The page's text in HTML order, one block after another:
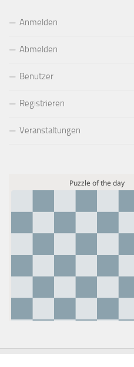
Anmelden
Abmelden
Benutzer
Registrieren
Veranstaltungen